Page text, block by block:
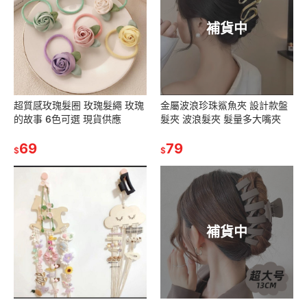
超質感玫瑰髮圈 玫瑰髮繩 玫瑰
的故事 6色可選 現貨供應
$69
補貨中
金屬波浪珍珠鯊魚夾 設計款盤
髮夾 波浪髮夾 髮量多大嘴夾
$79
補貨中